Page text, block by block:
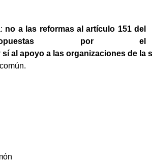
no a las reformas al artículo 151 del
por el
sí al apoyo a las organizaciones de la